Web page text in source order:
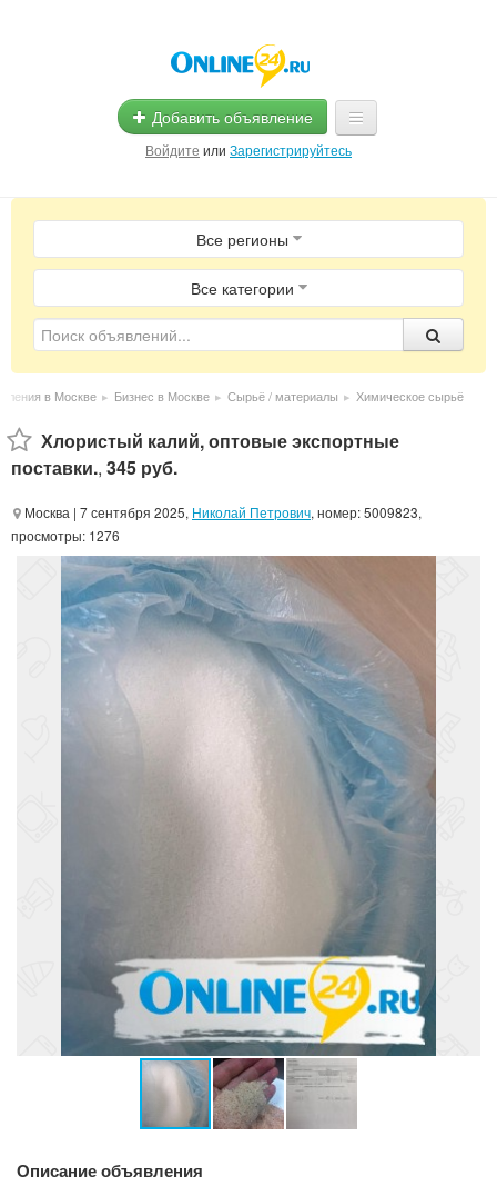
Добавить объявление
Войдите или Зарегистрируйтесь
Главная
Помощь
Услуги
Магазины
Все регионы
Все категории
в Москве ▸ Бизнес в Москве ▸ Сырьё / материалы ▸ Химическое сырьё
Хлористый калий, оптовые экспортные
поставки., 345 руб.
Москва | 7 сентября 2025, Николай Петрович, номер: 5009823,
просмотры: 1276
Описание объявления